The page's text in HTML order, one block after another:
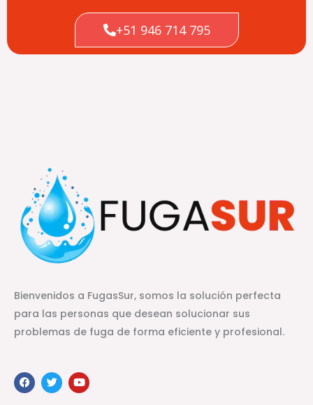
+51 946 714 795
Bienvenidos a FugasSur, somos la solución perfecta
para las personas que desean solucionar sus
problemas de fuga de forma eficiente y profesional.
F
a
c
T
w
i
Y
o
u